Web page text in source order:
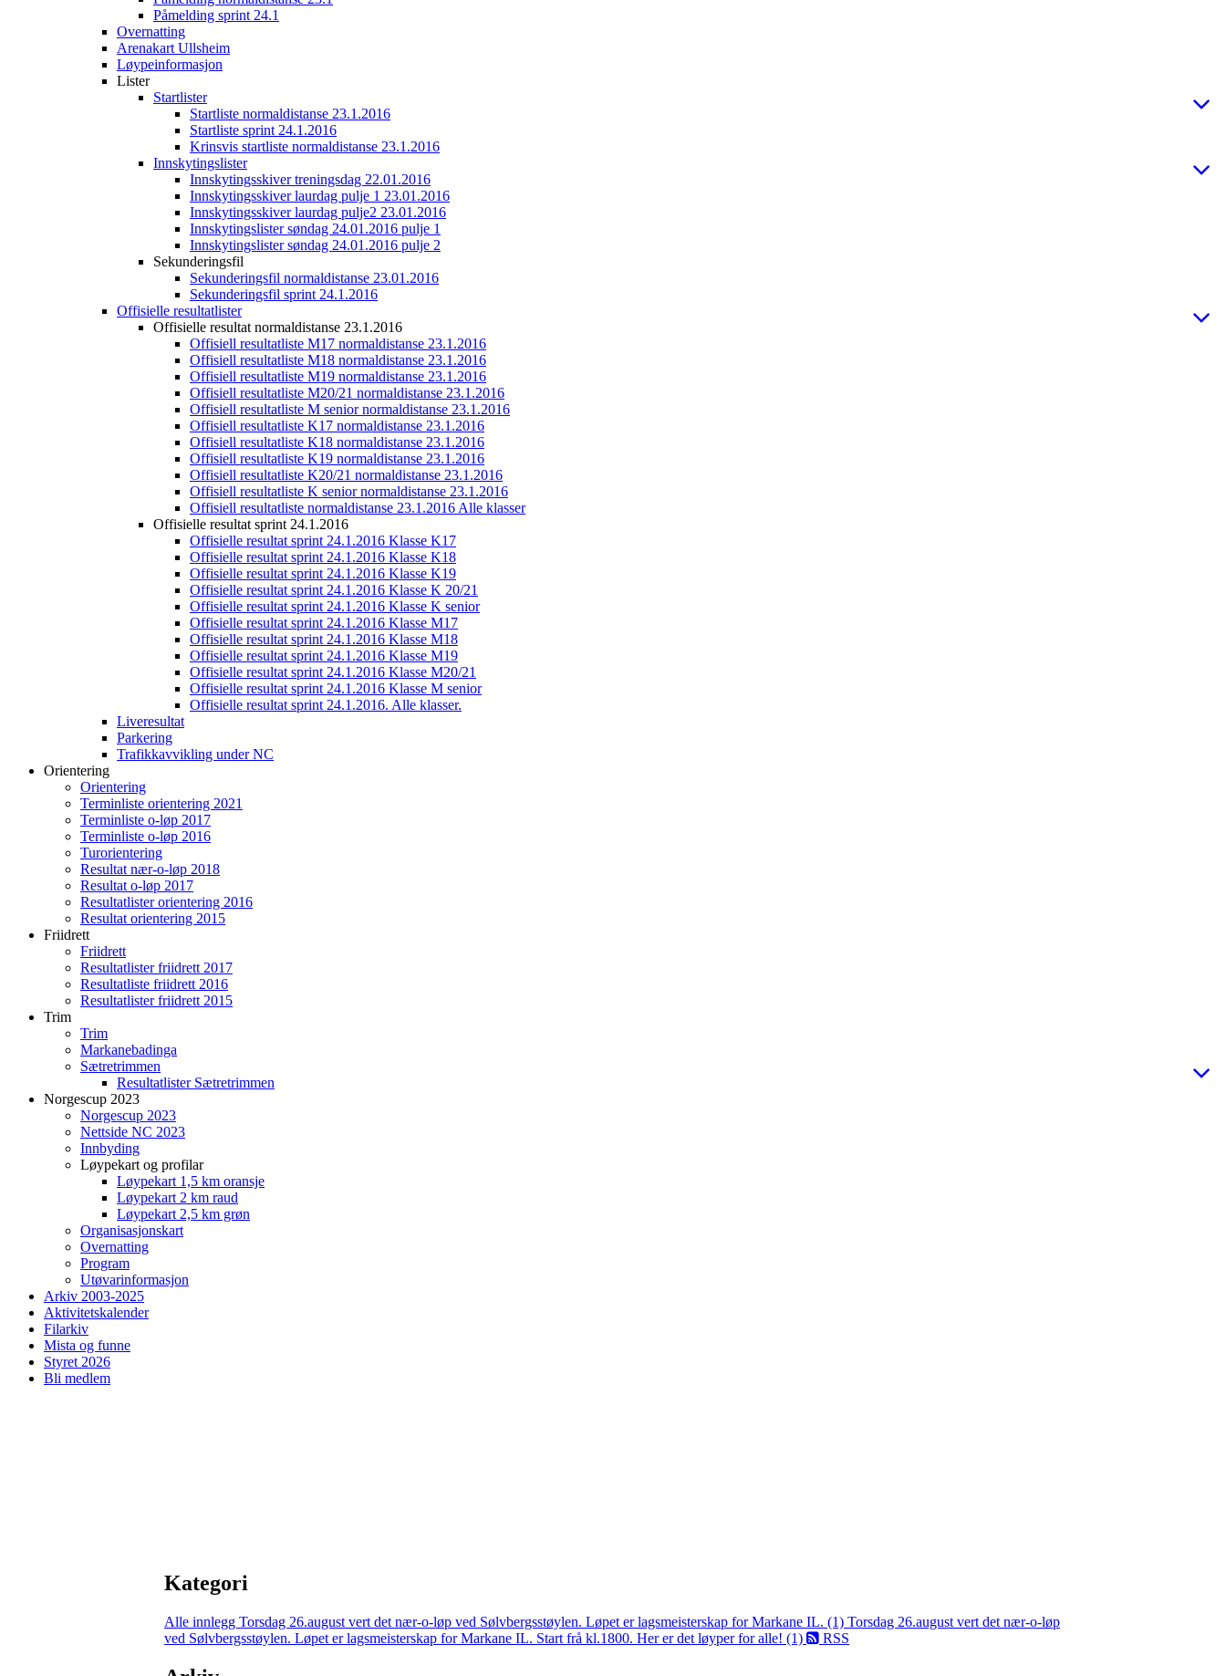
Påmelding sprint 24.1
Overnatting
Arenakart Ullsheim
Løypeinformasjon
Lister
Startlister
Startliste normaldistanse 23.1.2016
Startliste sprint 24.1.2016
Krinsvis startliste normaldistanse 23.1.2016
Innskytingslister
Innskytingsskiver treningsdag 22.01.2016
Innskytingsskiver laurdag pulje 1 23.01.2016
Innskytingsskiver laurdag pulje2 23.01.2016
Innskytingslister søndag 24.01.2016 pulje 1
Innskytingslister søndag 24.01.2016 pulje 2
Sekunderingsfil
Sekunderingsfil normaldistanse 23.01.2016
Sekunderingsfil sprint 24.1.2016
Offisielle resultatlister
Offisielle resultat normaldistanse 23.1.2016
Offisiell resultatliste M17 normaldistanse 23.1.2016
Offisiell resultatliste M18 normaldistanse 23.1.2016
Offisiell resultatliste M19 normaldistanse 23.1.2016
Offisiell resultatliste M20/21 normaldistanse 23.1.2016
Offisiell resultatliste M senior normaldistanse 23.1.2016
Offisiell resultatliste K17 normaldistanse 23.1.2016
Offisiell resultatliste K18 normaldistanse 23.1.2016
Offisiell resultatliste K19 normaldistanse 23.1.2016
Offisiell resultatliste K20/21 normaldistanse 23.1.2016
Offisiell resultatliste K senior normaldistanse 23.1.2016
Offisiell resultatliste normaldistanse 23.1.2016 Alle klasser
Offisielle resultat sprint 24.1.2016
Offisielle resultat sprint 24.1.2016 Klasse K17
Offisielle resultat sprint 24.1.2016 Klasse K18
Offisielle resultat sprint 24.1.2016 Klasse K19
Offisielle resultat sprint 24.1.2016 Klasse K 20/21
Offisielle resultat sprint 24.1.2016 Klasse K senior
Offisielle resultat sprint 24.1.2016 Klasse M17
Offisielle resultat sprint 24.1.2016 Klasse M18
Offisielle resultat sprint 24.1.2016 Klasse M19
Offisielle resultat sprint 24.1.2016 Klasse M20/21
Offisielle resultat sprint 24.1.2016 Klasse M senior
Offisielle resultat sprint 24.1.2016. Alle klasser.
Liveresultat
Parkering
Trafikkavvikling under NC
Orientering
Orientering
Terminliste orientering 2021
Terminliste o-løp 2017
Terminliste o-løp 2016
Turorientering
Resultat nær-o-løp 2018
Resultat o-løp 2017
Resultatlister orientering 2016
Resultat orientering 2015
Friidrett
Friidrett
Resultatlister friidrett 2017
Resultatliste friidrett 2016
Resultatlister friidrett 2015
Trim
Trim
Markanebadinga
Sætretrimmen
Resultatlister Sætretrimmen
Norgescup 2023
Norgescup 2023
Nettside NC 2023
Innbyding
Løypekart og profilar
Løypekart 1,5 km oransje
Løypekart 2 km raud
Løypekart 2,5 km grøn
Organisasjonskart
Overnatting
Program
Utøvarinformasjon
Arkiv 2003-2025
Aktivitetskalender
Filarkiv
Mista og funne
Styret 2026
Bli medlem
Kategori
Alle innlegg Torsdag 26.august vert det nær-o-løp ved Sølvbergsstøylen. Løpet er lagsmeisterskap for Markane IL. (1) Torsdag 26.august vert det nær-o-løp
ved Sølvbergsstøylen. Løpet er lagsmeisterskap for Markane IL. Start frå kl.1800. Her er det løyper for alle! (1)
RSS